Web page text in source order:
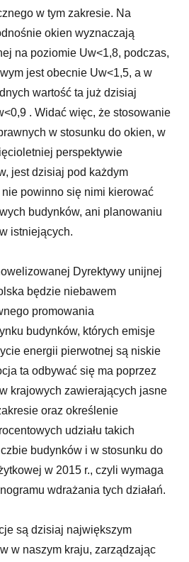
w tym zakresie. Na
okien wyznaczają
na poziomie Uw<1,8, podczas,
jest obecnie Uw<1,5, a w
wartość ta już dzisiaj
. Widać więc, że stosowanie
w stosunku do okien, w
perspektywie
jest dzisiaj pod każdym
powinno się nimi kierować
budynków, ani planowaniu
istniejących.
Dyrektywy unijnej
będzie niebawem
promowania
budynków, których emisje
energii pierwotnej są niskie
ta odbywać się ma poprzez
krajowych zawierających jasne
oraz określenie
udziału takich
budynków i w stosunku do
w 2015 r., czyli wymaga
wdrażania tych działań.
są dzisiaj największym
w naszym kraju, zarządzając